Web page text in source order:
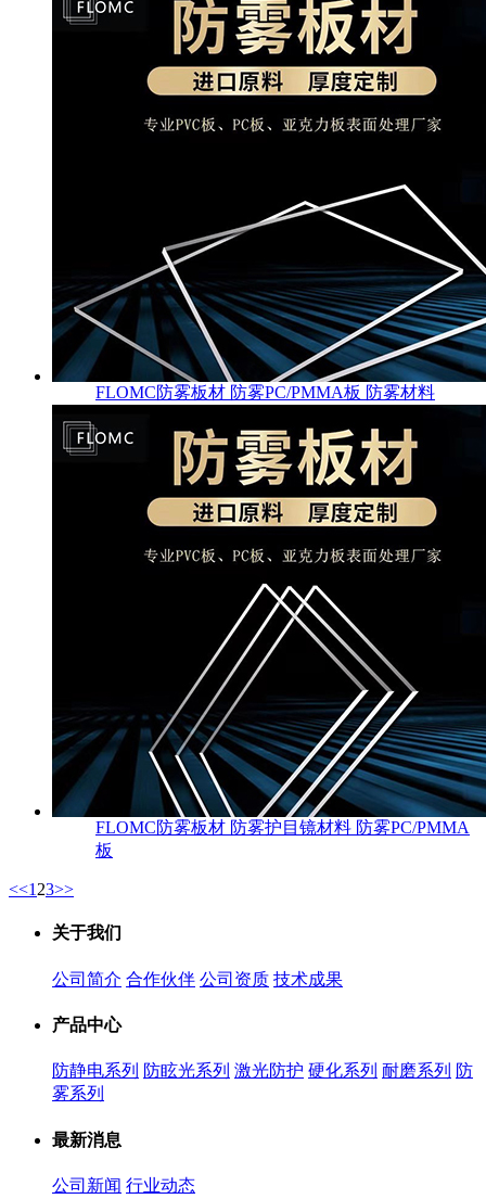
FLOMC防雾板材 防雾PC/PMMA板 防雾材料
FLOMC防雾板材 防雾护目镜材料 防雾PC/PMMA
板
<<1 23>>
关于我们
公司简介 合作伙伴 公司资质 技术成果
产品中心
防静电系列 防眩光系列 激光防护 硬化系列 耐磨系列 防
雾系列
最新消息
公司新闻 行业动态